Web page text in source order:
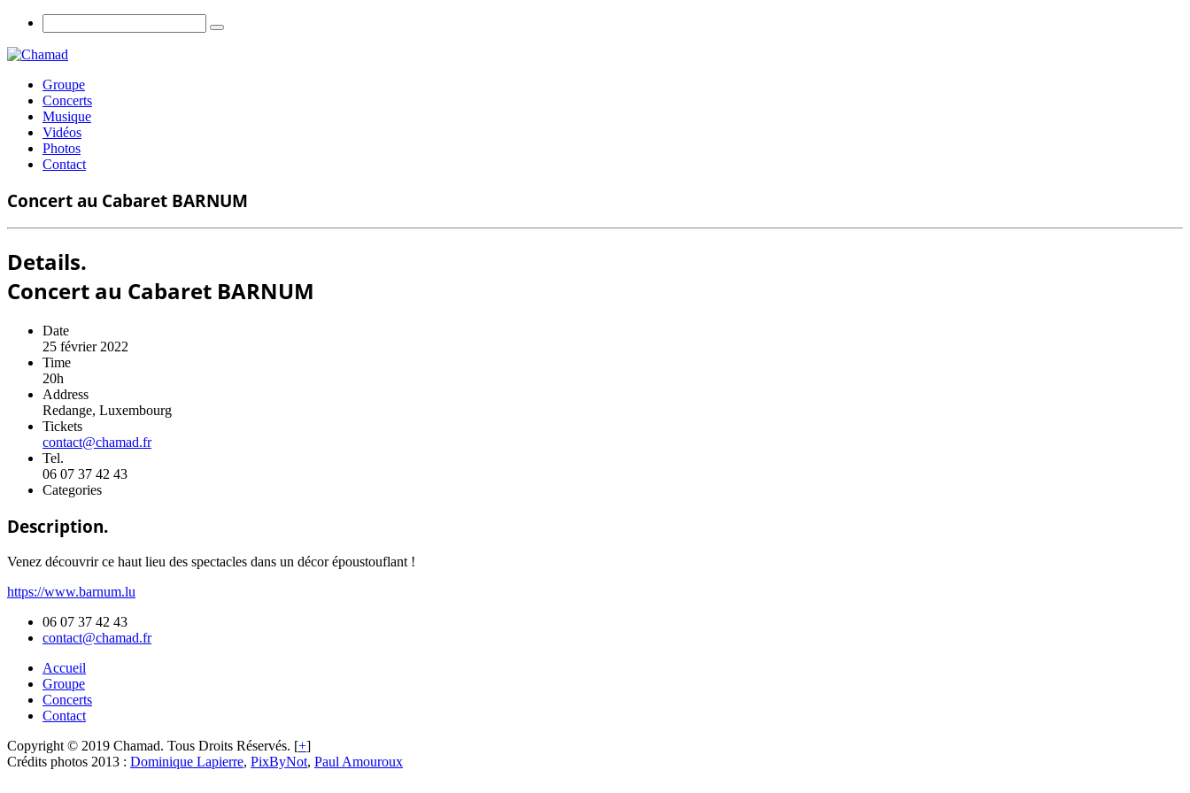
Groupe
Concerts
Musique
Vidéos
Photos
Contact
Concert au Cabaret BARNUM
Details.
Concert au Cabaret BARNUM
Date
25 février 2022
Time
20h
Address
Redange, Luxembourg
Tickets
contact@chamad.fr
Tel.
06 07 37 42 43
Categories
Description.
Venez découvrir ce haut lieu des spectacles dans un décor époustouflant !
https://www.barnum.lu
06 07 37 42 43
contact@chamad.fr
Accueil
Groupe
Concerts
Contact
Copyright © 2019 Chamad. Tous Droits Réservés. [+]
Crédits photos 2013 : Dominique Lapierre, PixByNot, Paul Amouroux